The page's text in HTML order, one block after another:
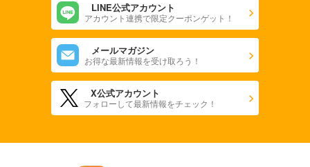
LINE公式アカウント
アカウント連携で限定クーポンゲット！
メールマガジン
お得な最新情報を受け取ろう！
X公式アカウント
フォローして最新情報をチェック！